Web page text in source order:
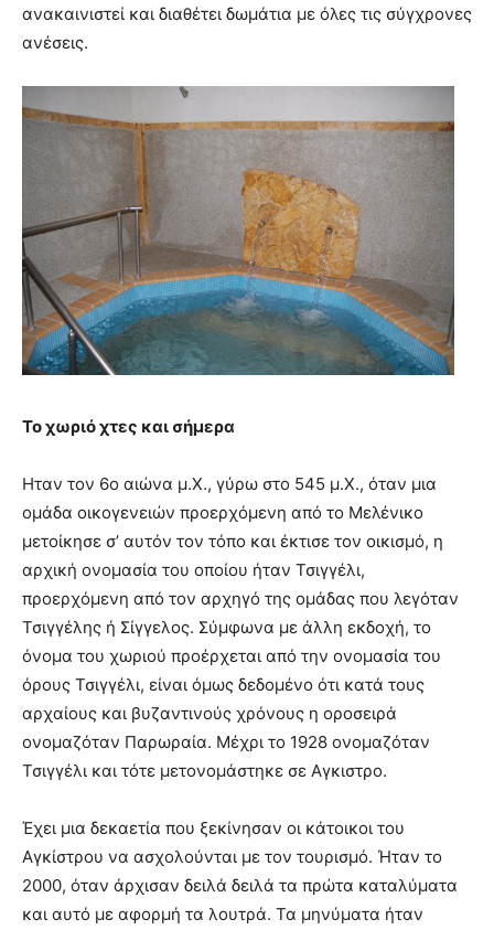
ανακαινιστεί και διαθέτει δωμάτια με όλες τις σύγχρονες
ανέσεις.
Το χωριό χτες και σήμερα
Ηταν τον 6ο αιώνα μ.Χ., γύρω στο 545 μ.Χ., όταν μια
ομάδα οικογενειών προερχόμενη από το Μελένικο
μετοίκησε σ’ αυτόν τον τόπο και έκτισε τον οικισμό, η
αρχική ονομασία του οποίου ήταν Τσιγγέλι,
προερχόμενη από τον αρχηγό της ομάδας που λεγόταν
Τσιγγέλης ή Σίγγελος. Σύμφωνα με άλλη εκδοχή, το
όνομα του χωριού προέρχεται από την ονομασία του
όρους Τσιγγέλι, είναι όμως δεδομένο ότι κατά τους
αρχαίους και βυζαντινούς χρόνους η οροσειρά
ονομαζόταν Παρωραία. Μέχρι το 1928 ονομαζόταν
Τσιγγέλι και τότε μετονομάστηκε σε Αγκιστρο.
Έχει μια δεκαετία που ξεκίνησαν οι κάτοικοι του
Αγκίστρου να ασχολούνται με τον τουρισμό. Ήταν το
2000, όταν άρχισαν δειλά δειλά τα πρώτα καταλύματα
και αυτό με αφορμή τα λουτρά. Τα μηνύματα ήταν